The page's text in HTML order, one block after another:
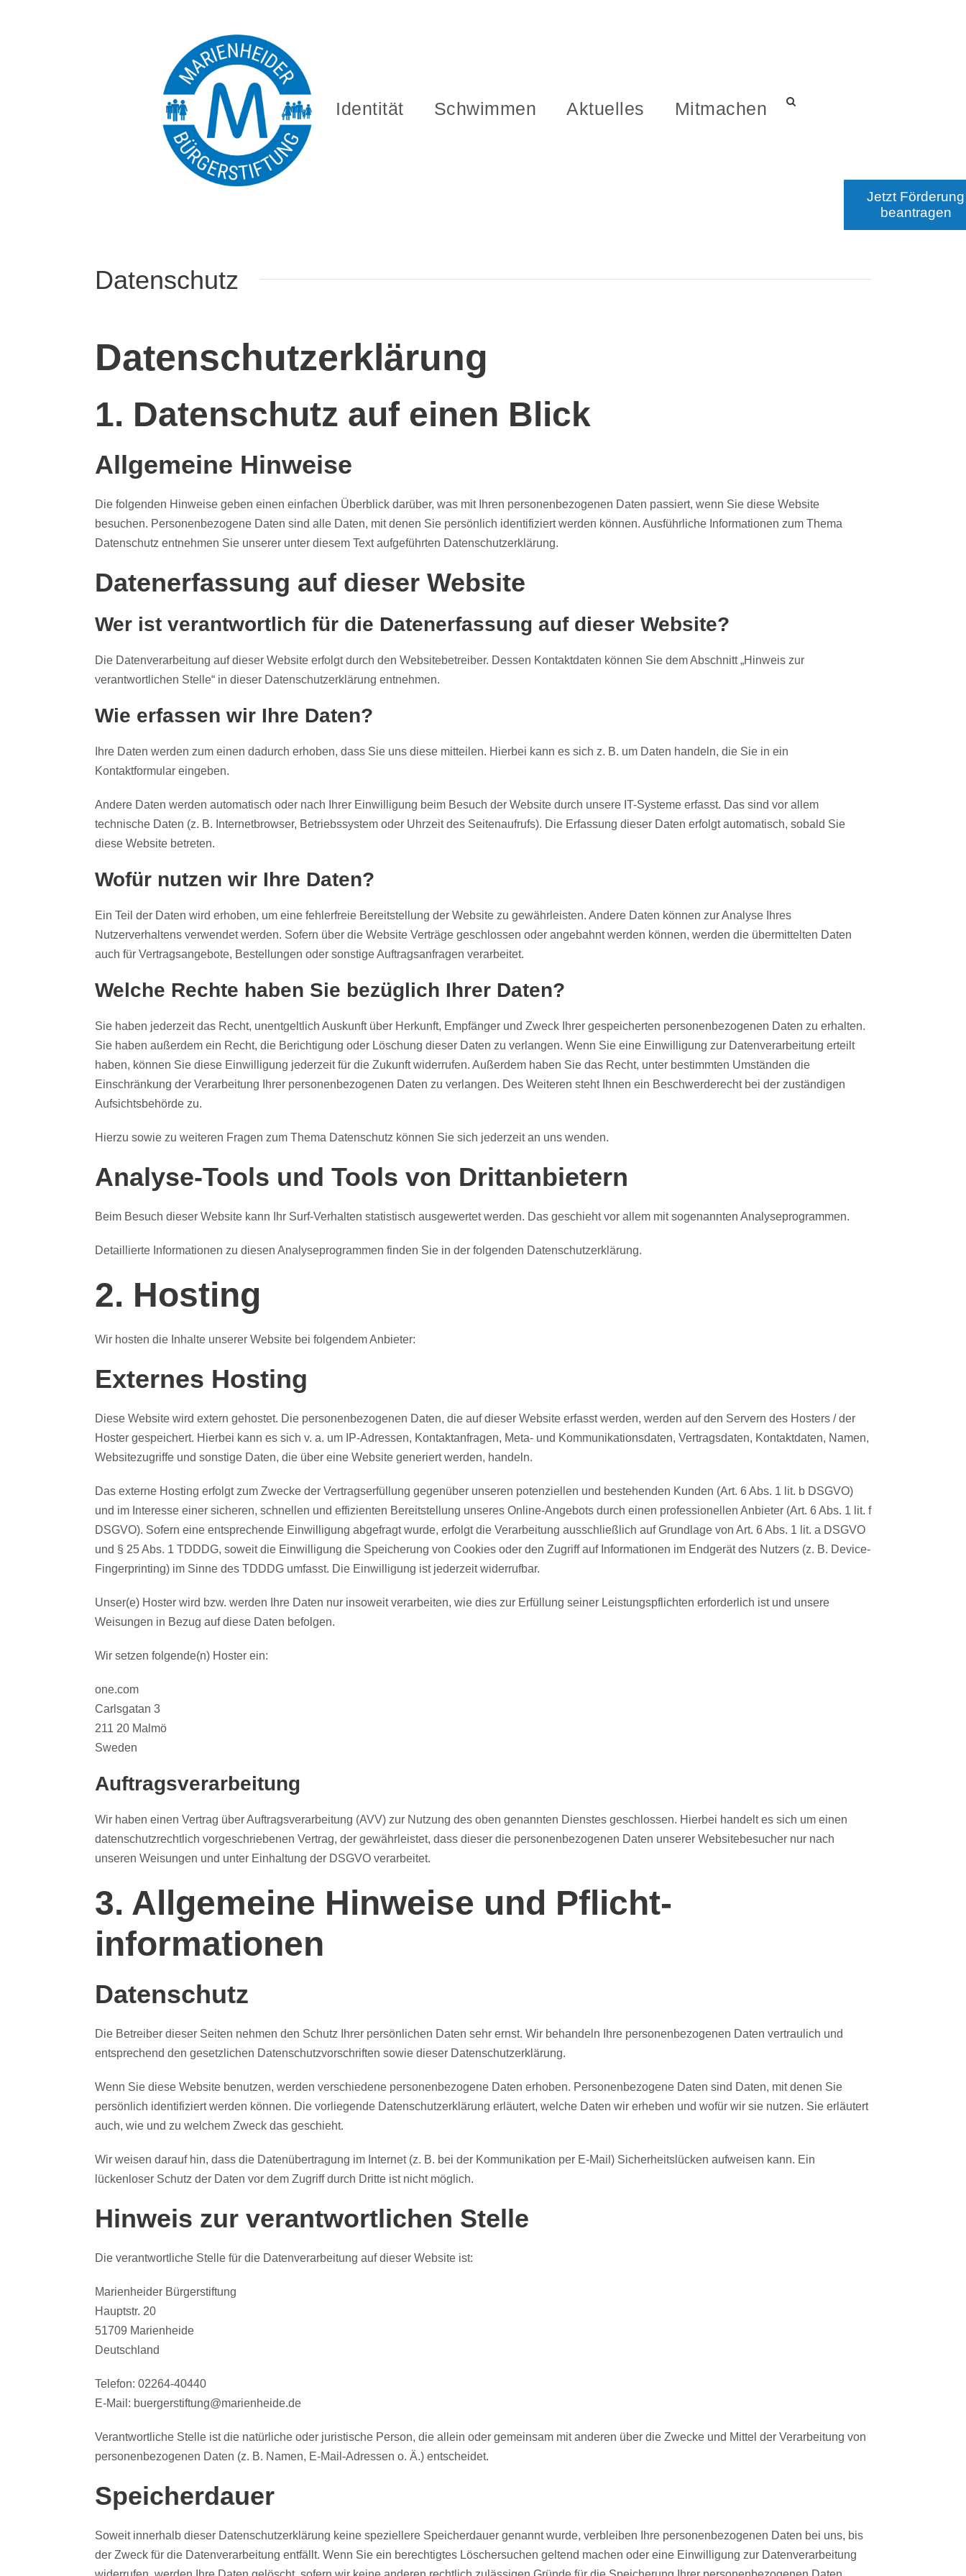
Identität Schwimmen Aktuelles Mitmachen
Datenschutz
Datenschutz­erklärung
1. Datenschutz auf einen Blick
Allgemeine Hinweise
Die folgenden Hinweise geben einen einfachen Überblick darüber, was mit Ihren personenbezogenen Daten passiert, wenn Sie diese Website
besuchen. Personenbezogene Daten sind alle Daten, mit denen Sie persönlich identifiziert werden können. Ausführliche Informationen zum Thema
Datenschutz entnehmen Sie unserer unter diesem Text aufgeführten Datenschutzerklärung.
Datenerfassung auf dieser Website
Wer ist verantwortlich für die Datenerfassung auf dieser Website?
Die Datenverarbeitung auf dieser Website erfolgt durch den Websitebetreiber. Dessen Kontaktdaten können Sie dem Abschnitt „Hinweis zur
verantwortlichen Stelle“ in dieser Datenschutzerklärung entnehmen.
Wie erfassen wir Ihre Daten?
Ihre Daten werden zum einen dadurch erhoben, dass Sie uns diese mitteilen. Hierbei kann es sich z. B. um Daten handeln, die Sie in ein
Kontaktformular eingeben.
Andere Daten werden automatisch oder nach Ihrer Einwilligung beim Besuch der Website durch unsere IT-Systeme erfasst. Das sind vor allem
technische Daten (z. B. Internetbrowser, Betriebssystem oder Uhrzeit des Seitenaufrufs). Die Erfassung dieser Daten erfolgt automatisch, sobald Sie
diese Website betreten.
Wofür nutzen wir Ihre Daten?
Ein Teil der Daten wird erhoben, um eine fehlerfreie Bereitstellung der Website zu gewährleisten. Andere Daten können zur Analyse Ihres
Nutzerverhaltens verwendet werden. Sofern über die Website Verträge geschlossen oder angebahnt werden können, werden die übermittelten Daten
auch für Vertragsangebote, Bestellungen oder sonstige Auftragsanfragen verarbeitet.
Welche Rechte haben Sie bezüglich Ihrer Daten?
Sie haben jederzeit das Recht, unentgeltlich Auskunft über Herkunft, Empfänger und Zweck Ihrer gespeicherten personenbezogenen Daten zu erhalten.
Sie haben außerdem ein Recht, die Berichtigung oder Löschung dieser Daten zu verlangen. Wenn Sie eine Einwilligung zur Datenverarbeitung erteilt
haben, können Sie diese Einwilligung jederzeit für die Zukunft widerrufen. Außerdem haben Sie das Recht, unter bestimmten Umständen die
Einschränkung der Verarbeitung Ihrer personenbezogenen Daten zu verlangen. Des Weiteren steht Ihnen ein Beschwerderecht bei der zuständigen
Aufsichtsbehörde zu.
Hierzu sowie zu weiteren Fragen zum Thema Datenschutz können Sie sich jederzeit an uns wenden.
Analyse-Tools und Tools von Dritt­anbietern
Beim Besuch dieser Website kann Ihr Surf-Verhalten statistisch ausgewertet werden. Das geschieht vor allem mit sogenannten Analyseprogrammen.
Detaillierte Informationen zu diesen Analyseprogrammen finden Sie in der folgenden Datenschutzerklärung.
2. Hosting
Wir hosten die Inhalte unserer Website bei folgendem Anbieter:
Externes Hosting
Diese Website wird extern gehostet. Die personenbezogenen Daten, die auf dieser Website erfasst werden, werden auf den Servern des Hosters / der
Hoster gespeichert. Hierbei kann es sich v. a. um IP-Adressen, Kontaktanfragen, Meta- und Kommunikationsdaten, Vertragsdaten, Kontaktdaten, Namen,
Websitezugriffe und sonstige Daten, die über eine Website generiert werden, handeln.
Das externe Hosting erfolgt zum Zwecke der Vertragserfüllung gegenüber unseren potenziellen und bestehenden Kunden (Art. 6 Abs. 1 lit. b DSGVO)
und im Interesse einer sicheren, schnellen und effizienten Bereitstellung unseres Online-Angebots durch einen professionellen Anbieter (Art. 6 Abs. 1 lit. f
DSGVO). Sofern eine entsprechende Einwilligung abgefragt wurde, erfolgt die Verarbeitung ausschließlich auf Grundlage von Art. 6 Abs. 1 lit. a DSGVO
und § 25 Abs. 1 TDDDG, soweit die Einwilligung die Speicherung von Cookies oder den Zugriff auf Informationen im Endgerät des Nutzers (z. B. Device-
Fingerprinting) im Sinne des TDDDG umfasst. Die Einwilligung ist jederzeit widerrufbar.
Unser(e) Hoster wird bzw. werden Ihre Daten nur insoweit verarbeiten, wie dies zur Erfüllung seiner Leistungspflichten erforderlich ist und unsere
Weisungen in Bezug auf diese Daten befolgen.
Wir setzen folgende(n) Hoster ein:
one.com
Carlsgatan 3
211 20 Malmö
Sweden
Auftragsverarbeitung
Wir haben einen Vertrag über Auftragsverarbeitung (AVV) zur Nutzung des oben genannten Dienstes geschlossen. Hierbei handelt es sich um einen
datenschutzrechtlich vorgeschriebenen Vertrag, der gewährleistet, dass dieser die personenbezogenen Daten unserer Websitebesucher nur nach
unseren Weisungen und unter Einhaltung der DSGVO verarbeitet.
3. Allgemeine Hinweise und Pflicht­
informationen
Datenschutz
Die Betreiber dieser Seiten nehmen den Schutz Ihrer persönlichen Daten sehr ernst. Wir behandeln Ihre personenbezogenen Daten vertraulich und
entsprechend den gesetzlichen Datenschutzvorschriften sowie dieser Datenschutzerklärung.
Wenn Sie diese Website benutzen, werden verschiedene personenbezogene Daten erhoben. Personenbezogene Daten sind Daten, mit denen Sie
persönlich identifiziert werden können. Die vorliegende Datenschutzerklärung erläutert, welche Daten wir erheben und wofür wir sie nutzen. Sie erläutert
auch, wie und zu welchem Zweck das geschieht.
Wir weisen darauf hin, dass die Datenübertragung im Internet (z. B. bei der Kommunikation per E-Mail) Sicherheitslücken aufweisen kann. Ein
lückenloser Schutz der Daten vor dem Zugriff durch Dritte ist nicht möglich.
Hinweis zur verantwortlichen Stelle
Die verantwortliche Stelle für die Datenverarbeitung auf dieser Website ist:
Marienheider Bürgerstiftung
Hauptstr. 20
51709 Marienheide
Deutschland
Telefon: 02264-40440
E-Mail: buergerstiftung@marienheide.de
Verantwortliche Stelle ist die natürliche oder juristische Person, die allein oder gemeinsam mit anderen über die Zwecke und Mittel der Verarbeitung von
personenbezogenen Daten (z. B. Namen, E-Mail-Adressen o. Ä.) entscheidet.
Speicherdauer
Soweit innerhalb dieser Datenschutzerklärung keine speziellere Speicherdauer genannt wurde, verbleiben Ihre personenbezogenen Daten bei uns, bis
der Zweck für die Datenverarbeitung entfällt. Wenn Sie ein berechtigtes Löschersuchen geltend machen oder eine Einwilligung zur Datenverarbeitung
Jetzt Förderung
beantragen